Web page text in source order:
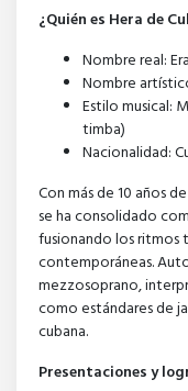
¿Quién es Hera de
Nombre real:
Nombre
Estilo musical:
timba)
Nacionalidad:
Con más de 10 años
se ha consolidado
fusionando los ritmos
contemporáneas.
mezzosoprano,
como estándares de
cubana.
Presentaciones y